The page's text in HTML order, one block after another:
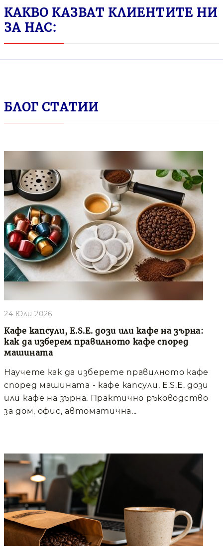
КАКВО КАЗВАТ КЛИЕНТИТЕ НИ
ЗА НАС:
БЛОГ СТАТИИ
Кафе капсули, E.S.E. дози или кафе на зърна:
как да изберем правилното кафе според
машината
24 Юли 2026
Научете как да изберете правилното кафе
според машината - кафе капсули, E.S.E. дози
или кафе на зърна. Практично ръководство
за дом, офис, автоматична...